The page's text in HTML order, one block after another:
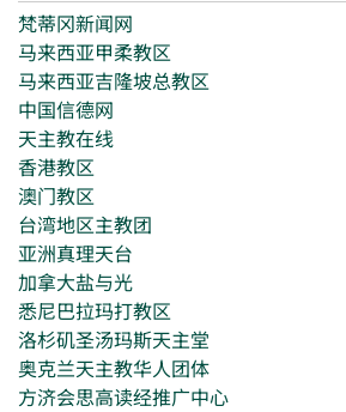
梵蒂冈新闻网
马来西亚甲柔教区
马来西亚吉隆坡总教区
中国信德网
天主教在线
香港教区
澳门教区
台湾地区主教团
亚洲真理天台
加拿大盐与光
悉尼巴拉玛打教区
洛杉矶圣汤玛斯天主堂
奥克兰天主教华人团体
方济会思高读经推广中心